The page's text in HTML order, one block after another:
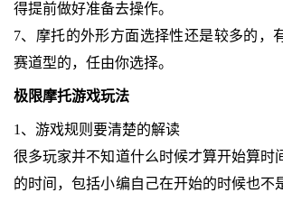
得提前做好准备去操作。
7、摩托的外形方面选择性还是较多的，
赛道型的，任由你选择。
极限摩托游戏玩法
1、游戏规则要清楚的解读
很多玩家并不知道什么时候才算开始算时
的时间，包括小编自己在开始的时候也不